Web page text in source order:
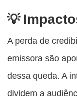
A perda de
emissora são
dessa queda. A
dividem a